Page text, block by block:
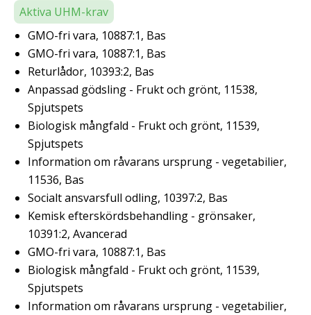
Aktiva UHM-krav
GMO-fri vara, 10887:1, Bas
GMO-fri vara, 10887:1, Bas
Returlådor, 10393:2, Bas
Anpassad gödsling - Frukt och grönt, 11538,
Spjutspets
Biologisk mångfald - Frukt och grönt, 11539,
Spjutspets
Information om råvarans ursprung - vegetabilier,
11536, Bas
Socialt ansvarsfull odling, 10397:2, Bas
Kemisk efterskördsbehandling - grönsaker,
10391:2, Avancerad
GMO-fri vara, 10887:1, Bas
Biologisk mångfald - Frukt och grönt, 11539,
Spjutspets
Information om råvarans ursprung - vegetabilier,